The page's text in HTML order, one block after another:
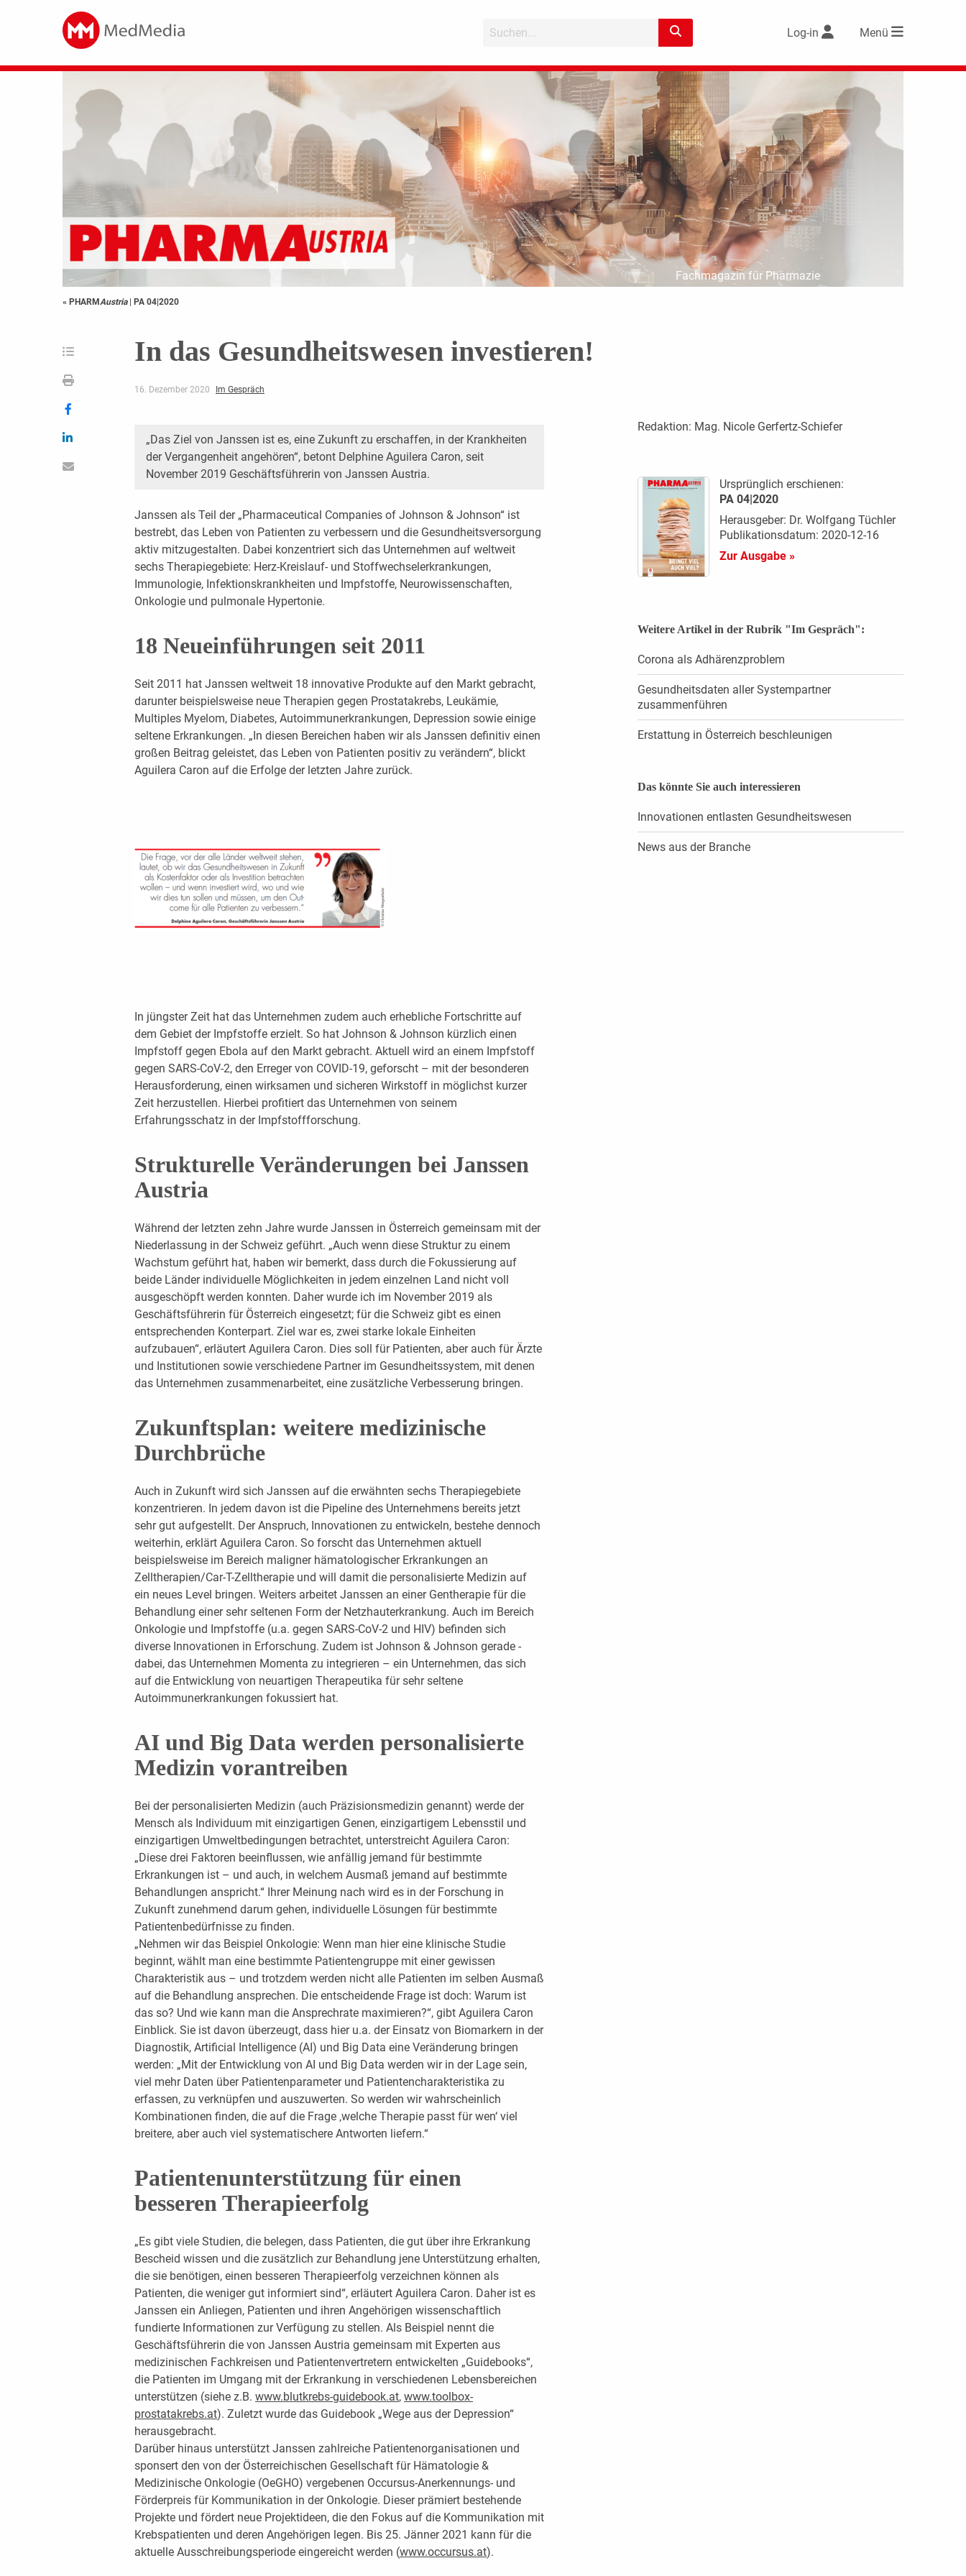
Log-in Menü
Fachmagazin für Pharmazie
« PHARMAustria | PA 04|2020
In das Gesundheitswesen investieren!
16. Dezember 2020 Im Gespräch
„Das Ziel von Janssen ist es, eine Zukunft zu erschaffen, in der Krankheiten
der Vergangenheit angehören“, betont Delphine Aguilera Caron, seit
November 2019 Geschäftsführerin von Janssen Austria.
Janssen als Teil der „Pharmaceutical Companies of Johnson & Johnson“ ist
bestrebt, das Leben von Patienten zu verbessern und die Gesundheitsversorgung
aktiv mitzugestalten. Dabei konzentriert sich das Unternehmen auf weltweit
sechs Therapiegebiete: Herz-Kreislauf- und Stoffwechselerkrankungen,
Immunologie, Infektionskrankheiten und Impfstoffe, Neurowissenschaften,
Onkologie und pulmonale Hypertonie.
18 Neueinführungen seit 2011
Seit 2011 hat Janssen weltweit 18 innovative Produkte auf den Markt gebracht,
darunter beispielsweise neue Therapien gegen Prostatakrebs, Leukämie,
Multiples Myelom, Diabetes, Autoimmunerkrankungen, Depression sowie einige
seltene Erkrankungen. „In diesen Bereichen haben wir als Janssen definitiv einen
großen Beitrag geleistet, das Leben von Patienten positiv zu verändern“, blickt
Aguilera Caron auf die Erfolge der letzten Jahre zurück.
In jüngster Zeit hat das Unternehmen zudem auch erhebliche Fortschritte auf
dem Gebiet der Impfstoffe erzielt. So hat Johnson & Johnson kürzlich einen
Impfstoff gegen Ebola auf den Markt gebracht. Aktuell wird an einem Impfstoff
gegen SARS-CoV-2, den Erreger von COVID-19, geforscht – mit der besonderen
Herausforderung, einen wirksamen und sicheren Wirkstoff in möglichst kurzer
Zeit herzustellen. Hierbei profitiert das Unternehmen von seinem
Erfahrungsschatz in der Impfstoffforschung.
Strukturelle Veränderungen bei Janssen
Austria
Während der letzten zehn Jahre wurde Janssen in Österreich gemeinsam mit der
Niederlassung in der Schweiz geführt. „Auch wenn diese Struktur zu einem
Wachstum geführt hat, haben wir bemerkt, dass durch die Fokussierung auf
beide Länder individuelle Möglichkeiten in jedem einzelnen Land nicht voll
ausgeschöpft werden konnten. Daher wurde ich im November 2019 als
Geschäftsführerin für Österreich eingesetzt; für die Schweiz gibt es einen
entsprechenden Konterpart. Ziel war es, zwei starke lokale Einheiten
aufzubauen“, erläutert Aguilera Caron. Dies soll für Patienten, aber auch für Ärzte
und Institutionen sowie verschiedene Partner im Gesundheitssystem, mit denen
das Unternehmen zusammenarbeitet, eine zusätzliche Verbesserung bringen.
Zukunftsplan: weitere medizinische
Durchbrüche
Auch in Zukunft wird sich Janssen auf die erwähnten sechs Therapiegebiete
konzentrieren. In jedem davon ist die Pipeline des Unternehmens bereits jetzt
sehr gut aufgestellt. Der Anspruch, Innovationen zu entwickeln, bestehe dennoch
weiterhin, erklärt Aguilera Caron. So forscht das Unternehmen aktuell
beispielsweise im Bereich ­maligner hämatologischer Erkrankungen an
Zelltherapien/Car-T-Zelltherapie und will damit die personalisierte Medizin auf
ein neues Level bringen. Weiters arbeitet ­Janssen an einer Gentherapie für die
Behandlung einer sehr seltenen Form der Netzhauterkrankung. Auch im Bereich
Onkologie und Impfstoffe (u.a. gegen SARS-CoV-2 und HIV) befinden sich
diverse Innovationen in Erforschung. Zudem ist Johnson & Johnson gerade ­
dabei, das Unternehmen Momenta zu inte­grieren – ein Unternehmen, das sich
auf die Entwicklung von neuartigen Therapeutika für sehr seltene
Autoimmunerkrankungen fokussiert hat.
AI und Big Data werden personalisierte
Medizin vorantreiben
Bei der personalisierten Medizin (auch Präzisionsmedizin genannt) werde der
Mensch als Individuum mit einzigartigen Genen, einzigartigem Lebensstil und
einzigartigen Umweltbedingungen betrachtet, unterstreicht Aguilera Caron:
„Diese drei Faktoren beeinflussen, wie anfällig jemand für bestimmte
Erkrankungen ist – und auch, in welchem Ausmaß jemand auf bestimmte
Behandlungen anspricht.“ Ihrer Meinung nach wird es in der Forschung in
Zukunft zunehmend darum gehen, individuelle Lösungen für bestimmte
Patientenbedürfnisse zu finden.
„Nehmen wir das Beispiel Onkologie: Wenn man hier eine klinische Studie
beginnt, wählt man eine bestimmte Patientengruppe mit einer gewissen
Charakteristik aus – und trotzdem werden nicht alle Patienten im selben Ausmaß
auf die Behandlung ansprechen. Die entscheidende Frage ist doch: Warum ist
das so? Und wie kann man die Ansprechrate maximieren?“, gibt Aguilera Caron
Einblick. Sie ist davon überzeugt, dass hier u.a. der Einsatz von Biomarkern in der
Diagnostik, Artificial Intelligence (AI) und Big Data eine Veränderung bringen
werden: „Mit der Entwicklung von AI und Big Data werden wir in der Lage sein,
viel mehr Daten über Patientenparameter und Patientencharakteristika zu
erfassen, zu verknüpfen und auszuwerten. So werden wir wahrscheinlich
Kombinationen finden, die auf die Frage ‚welche Therapie passt für wen‘ viel
breitere, aber auch viel systematischere Antworten liefern.“
Patientenunterstützung für einen
besseren Therapieerfolg
„Es gibt viele Studien, die belegen, dass Patienten, die gut über ihre Erkrankung
Bescheid wissen und die zusätzlich zur Behandlung jene Unterstützung erhalten,
die sie benötigen, einen besseren Therapieerfolg verzeichnen können als
Patienten, die weniger gut informiert sind“, erläutert Aguilera Caron. Daher ist es
Janssen ein Anliegen, Patienten und ihren Angehörigen wissenschaftlich
fundierte Informationen zur Verfügung zu stellen. Als Beispiel nennt die
Geschäftsführerin die von Janssen Austria gemeinsam mit Experten aus
medizinischen Fachkreisen und Patientenvertretern ­entwickelten „Guidebooks“,
die Patienten im Umgang mit der Erkrankung in verschiedenen Lebensbereichen
unterstützen (siehe z.B. www.blutkrebs-guidebook.at, www.toolbox-
prostatakrebs.at). Zuletzt wurde das Guidebook „Wege aus der Depression“
herausgebracht.
Darüber hinaus unterstützt Janssen zahlreiche Patientenorganisationen und
sponsert den von der Österreichischen Gesellschaft für Hämatologie &
Medizinische Onkologie (OeGHO) vergebenen Occursus-Anerkennungs- und
Förderpreis für Kommunikation in der Onkologie. Dieser prämiert bestehende
Projekte und fördert neue Projektideen, die den Fokus auf die Kommunikation mit
Krebspatienten und deren Angehörigen legen. Bis 25. Jänner 2021 kann für die
aktuelle Ausschreibungsperiode eingereicht werden (www.occursus.at).
Redaktion: Mag. Nicole Gerfertz-Schiefer
Ursprünglich erschienen:
PA 04|2020
Herausgeber: Dr. Wolfgang Tüchler
Publikationsdatum: 2020-12-16
Zur Ausgabe »
Weitere Artikel in der Rubrik "Im Gespräch":
Corona als Adhärenzproblem
Gesundheitsdaten aller Systempartner
zusammenführen
Erstattung in Österreich beschleunigen
Das könnte Sie auch interessieren
Innovationen entlasten Gesundheitswesen
News aus der Branche